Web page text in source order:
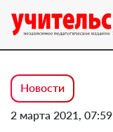
Новости
2 марта 2021, 07:59